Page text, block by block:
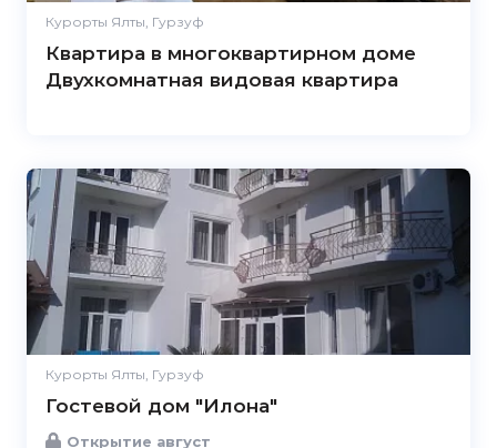
Курорты Ялты, Гурзуф
Квартира в многоквартирном доме
Двухкомнатная видовая квартира
Курорты Ялты, Гурзуф
Гостевой дом "Илона"
Открытие август